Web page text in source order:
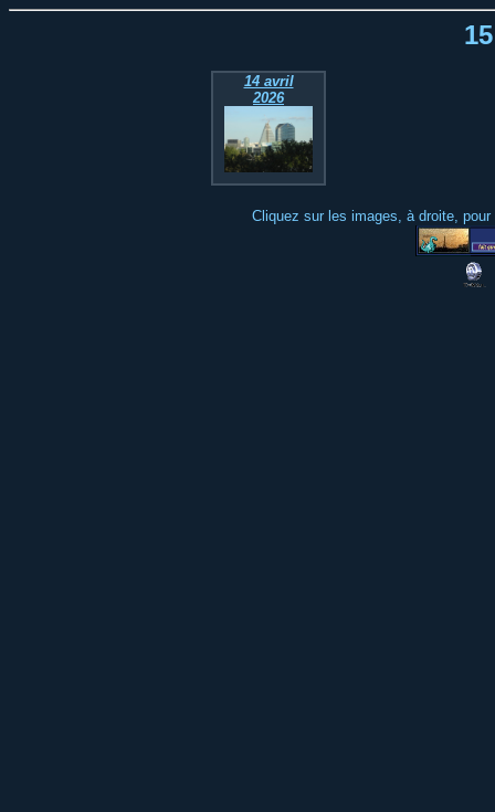
14 avril
2026
Cliquez sur les images, à droite, pour